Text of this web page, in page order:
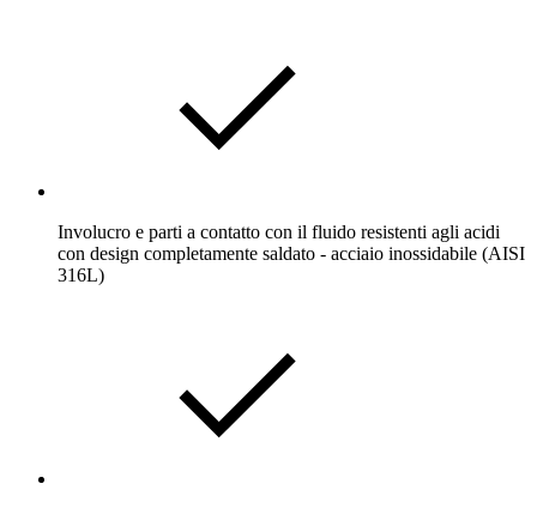
Involucro e parti a contatto con il fluido resistenti agli acidi
con design completamente saldato - acciaio inossidabile (AISI
316L)